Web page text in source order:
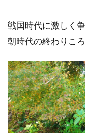
戦国時代に激しく
朝時代の終わりこ